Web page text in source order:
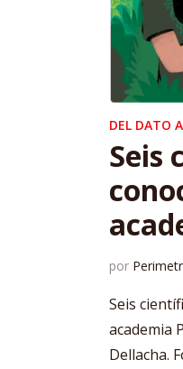
DEL DATO
Seis
por
Seis
academia
Dellacha.